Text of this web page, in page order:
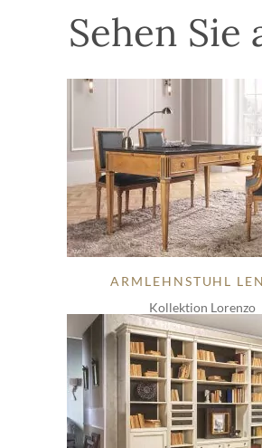
Sehen Sie
ARMLEHNSTUHL
Kollektion Lorenzo